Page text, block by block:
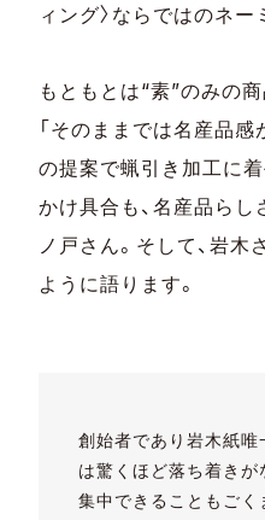
ィング〉ならではのネー
もともとは“素”のみの
「そのままでは名産品感
の提案で蝋引き加工に
かけ具合も、名産品らし
ノ戸さん。そして、岩
ように語ります。
創始者であり岩木紙唯
は驚くほど落ち着きが
集中できることもごく